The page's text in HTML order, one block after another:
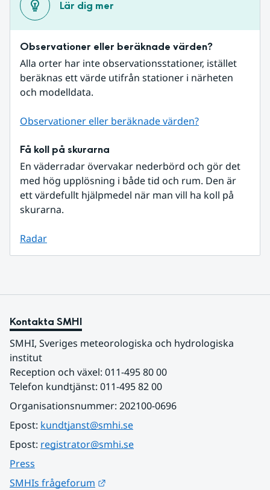
Lär dig mer
Observationer eller beräknade värden?
Alla orter har inte observationsstationer, istället
beräknas ett värde utifrån stationer i närheten
och modelldata.
Observationer eller beräknade värden?
Få koll på skurarna
En väderradar övervakar nederbörd och gör det
med hög upplösning i både tid och rum. Den är
ett värdefullt hjälpmedel när man vill ha koll på
skurarna.
Radar
Kontakta SMHI
SMHI, Sveriges meteorologiska och hydrologiska
institut
Reception och växel: 011-495 80 00
Telefon kundtjänst: 011-495 82 00
Organisationsnummer: 202100-0696
Epost: kundtjanst@smhi.se
Epost: registrator@smhi.se
Press
SMHIs frågeforum